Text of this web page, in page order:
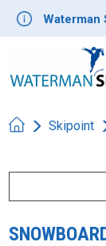
Waterman
Skipoint